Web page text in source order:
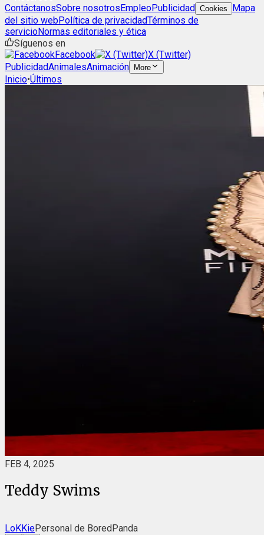
ContáctanosSobre nosotrosEmpleoPublicidad Cookies
Mapa
del sitio webPolítica de privacidadTérminos de
servicioNormas editoriales y ética
Síguenos en
Facebook
X (Twitter)
PublicidadAnimalesAnimación More
Inicio•Últimos
FEB 4, 2025
Teddy Swims
LoKKiePersonal de BoredPanda